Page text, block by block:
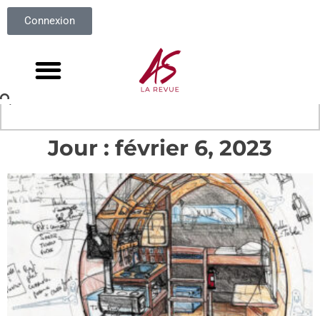
Connexion
Jour : février 6, 2023